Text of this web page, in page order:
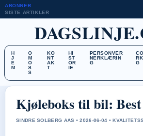
ABONNER
SISTE ARTIKLER
H
J
E
M
O
M
O
S
S
KO
NT
AK
T
HI
ST
OR
IE
PERSONVER
NERKLÆRIN
G
G
Kjøleboks til bil: Best
SINDRE SOLBERG AAS • 2026-06-04 •